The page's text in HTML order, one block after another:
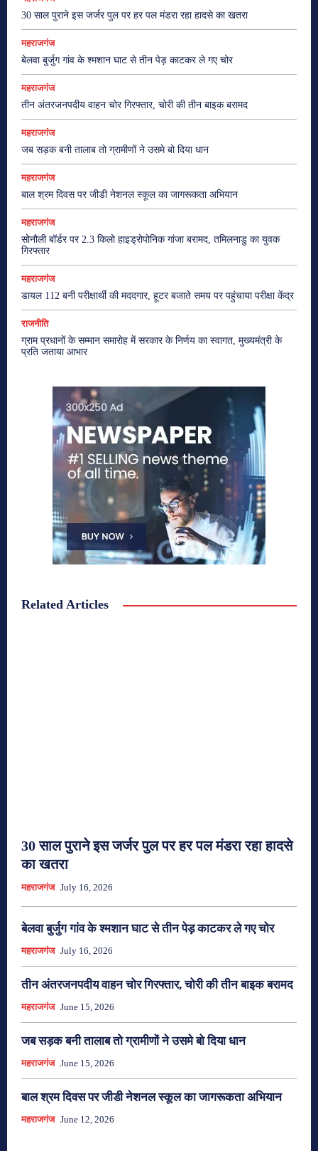
30 साल पुराने इस जर्जर पुल पर हर पल मंडरा रहा हादसे का खतरा
महराजगंज
बेलवा बुर्जुग गांव के श्मशान घाट से तीन पेड़ काटकर ले गए चोर
महराजगंज
तीन अंतरजनपदीय वाहन चोर गिरफ्तार, चोरी की तीन बाइक बरामद
महराजगंज
जब सड़क बनी तालाब तो ग्रामीणों ने उसमे बो दिया धान
महराजगंज
बाल श्रम दिवस पर जीडी नेशनल स्कूल का जागरूकता अभियान
महराजगंज
सोनौली बॉर्डर पर 2.3 किलो हाइड्रोपोनिक गांजा बरामद, तमिलनाडु का युवक
गिरफ्तार
महराजगंज
डायल 112 बनी परीक्षार्थी की मददगार, हूटर बजाते समय पर पहुंचाया परीक्षा केंद्र
राजनीति
ग्राम प्रधानों के सम्मान समारोह में सरकार के निर्णय का स्वागत, मुख्यमंत्री के
प्रति जताया आभार
Related Articles
30 साल पुराने इस जर्जर पुल पर हर पल मंडरा रहा हादसे
का खतरा
महराजगंज July 16, 2026
बेलवा बुर्जुग गांव के श्मशान घाट से तीन पेड़ काटकर ले गए चोर
महराजगंज July 16, 2026
तीन अंतरजनपदीय वाहन चोर गिरफ्तार, चोरी की तीन बाइक बरामद
महराजगंज June 15, 2026
जब सड़क बनी तालाब तो ग्रामीणों ने उसमे बो दिया धान
महराजगंज June 15, 2026
बाल श्रम दिवस पर जीडी नेशनल स्कूल का जागरूकता अभियान
महराजगंज June 12, 2026